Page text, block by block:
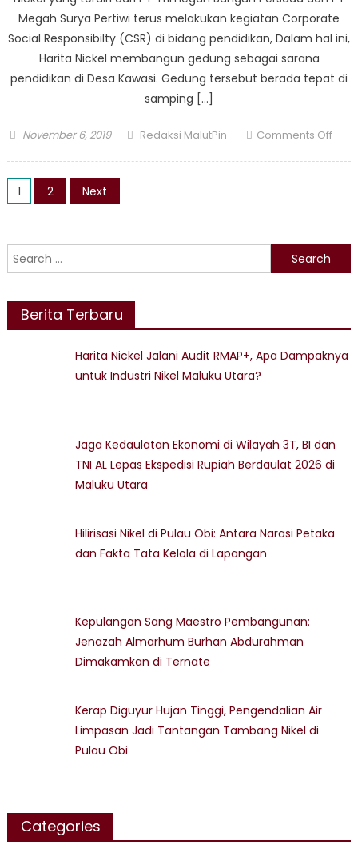
Megah Surya Pertiwi terus melakukan kegiatan Corporate
Social Responsibilty (CSR) di bidang pendidikan, Dalam hal ini,
Harita Nickel membangun gedung sebagai sarana
pendidikan di Desa Kawasi. Gedung tersebut berada tepat di
samping […]
Posted
November 6, 2019 Author
Redaksi MalutPin Comments Offon
dan
Posts
1 2 Next
Search
for:
Berita Terbaru
Harita Nickel Jalani Audit RMAP+, Apa Dampaknya
untuk Industri Nikel Maluku Utara?
Jaga Kedaulatan Ekonomi di Wilayah 3T, BI dan
TNI AL Lepas Ekspedisi Rupiah Berdaulat 2026 di
Maluku Utara
Hilirisasi Nikel di Pulau Obi: Antara Narasi Petaka
dan Fakta Tata Kelola di Lapangan
Kepulangan Sang Maestro Pembangunan:
Jenazah Almarhum Burhan Abdurahman
Dimakamkan di Ternate
Kerap Diguyur Hujan Tinggi, Pengendalian Air
Limpasan Jadi Tantangan Tambang Nikel di
Pulau Obi
Categories